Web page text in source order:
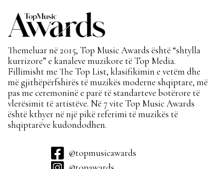
Themeluar në 2015, Top Music Awards është “shtylla
kurrizore” e kanaleve muzikore të Top Media.
Fillimisht me The Top List, klasifikimin e vetëm dhe
më gjithëpërfshirës të muzikës moderne shqiptare, më
pas me ceremoninë e parë të standarteve botërore të
vlerësimit të artistëve. Në 7 vite Top Music Awards
është kthyer në një pikë referimi të muzikës të
shqiptarëve kudondodhen.
@topmusicawards